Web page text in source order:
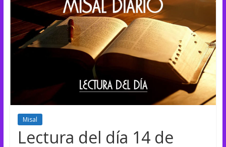
Misal
Lectura del día 14 de